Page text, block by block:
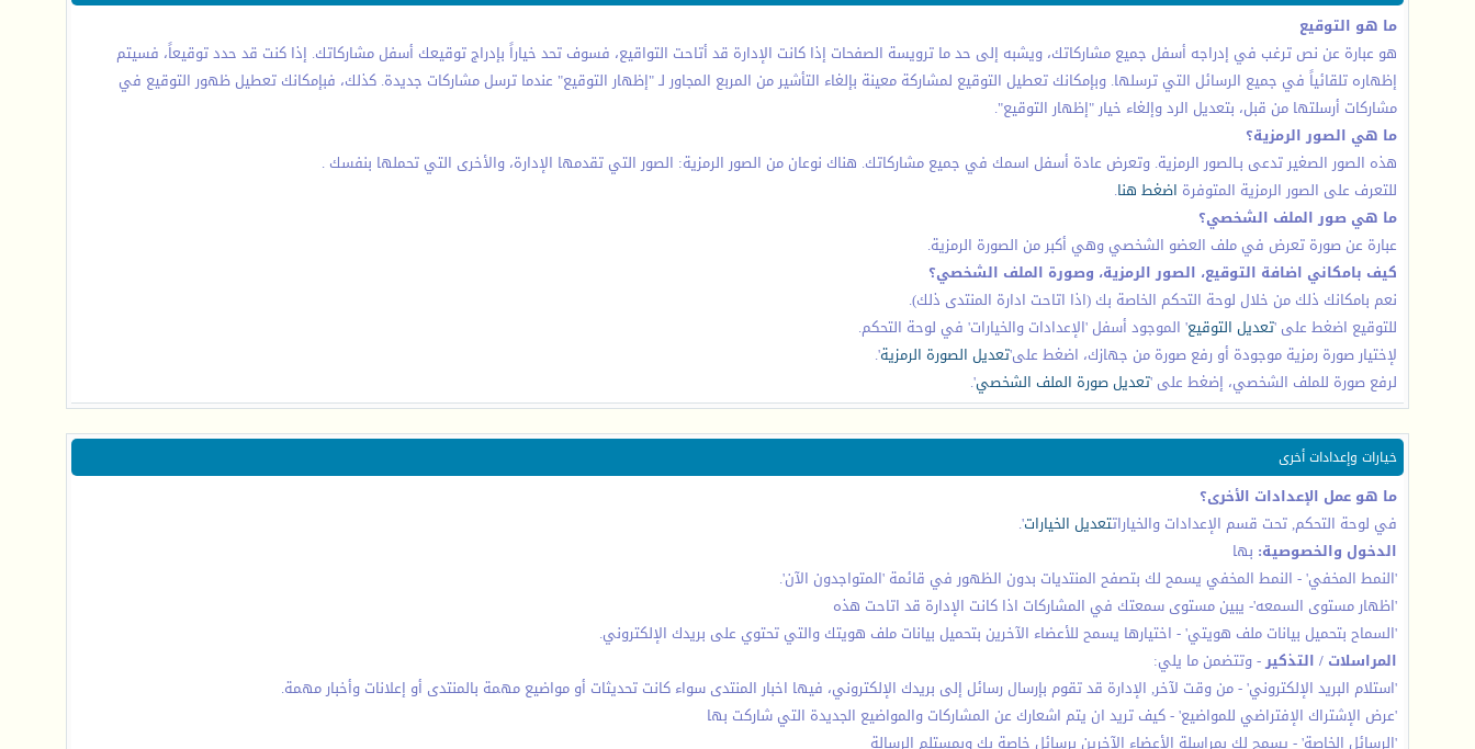
ما هو التوقيع
هو عبارة عن نص ترغب في إدراجه أسفل جميع مشاركاتك، ويشبه إلى حد ما ترويسة الصفحات إذا كانت الإدارة قد أتاحت التواقيع، فسوف تحد خياراً بإدراج توقيعك أسفل مشاركاتك. إذا كنت قد حدد توقيعاً، فسيتم
إظهاره تلقائياً في جميع الرسائل التي ترسلها. وبإمكانك تعطيل التوقيع لمشاركة معينة بإلغاء التأشير من المربع المجاور لـ "إظهار التوقيع" عندما ترسل مشاركات جديدة. كذلك، فبإمكانك تعطيل ظهور التوقيع في
مشاركات أرسلتها من قبل، بتعديل الرد وإلغاء خيار "إظهار التوقيع".
ما هي الصور الرمزية؟
هذه الصور الصغير تدعى بـالصور الرمزية. وتعرض عادة أسفل اسمك في جميع مشاركاتك. هناك نوعان من الصور الرمزية: الصور التي تقدمها الإدارة، والأخرى التي تحملها بنفسك .
للتعرف على الصور الرمزية المتوفرة اضغط هنا.
ما هي صور الملف الشخصي؟
عبارة عن صورة تعرض في ملف العضو الشخصي وهي أكبر من الصورة الرمزية.
كيف بامكاني اضافة التوقيع، الصور الرمزية، وصورة الملف الشخصي؟
نعم بامكانك ذلك من خلال لوحة التحكم الخاصة بك (اذا اتاحت ادارة المنتدى ذلك).
للتوقيع اضغط على 'تعديل التوقيع' الموجود أسفل 'الإعدادات والخيارات' في لوحة التحكم.
لإختيار صورة رمزية موجودة أو رفع صورة من جهازك، اضغط على'تعديل الصورة الرمزية'.
لرفع صورة للملف الشخصي، إضغط على 'تعديل صورة الملف الشخصي'.
خيارات وإعدادات أخرى
ما هو عمل الإعدادات الأخرى؟
في لوحة التحكم, تحت قسم الإعدادات والخياراتتعديل الخيارات'.
الدخول والخصوصية: بها
'النمط المخفي' - النمط المخفي يسمح لك بتصفح المنتديات بدون الظهور في قائمة 'المتواجدون الآن'.
'اظهار مستوى السمعه'- يبين مستوى سمعتك في المشاركات اذا كانت الإدارة قد اتاحت هذه
'السماح بتحميل بيانات ملف هويتي' - اختيارها يسمح للأعضاء الآخرين بتحميل بيانات ملف هويتك والتي تحتوي على بريدك الإلكتروني.
المراسلات / التذكير- وتتضمن ما يلي:
'استلام البريد الإلكتروني' - من وقت لآخر, الإدارة قد تقوم بإرسال رسائل إلى بريدك الإلكتروني، فيها اخبار المنتدى سواء كانت تحديثات أو مواضيع مهمة بالمنتدى أو إعلانات وأخبار مهمة.
'عرض الإشتراك الإفتراضي للمواضيع' - كيف تريد ان يتم اشعارك عن المشاركات والمواضيع الجديدة التي شاركت بها
'الرسائل الخاصة' - يسمح لك بمراسلة الأعضاء الآخرين برسائل خاصة بك وبمستلم الرسالة